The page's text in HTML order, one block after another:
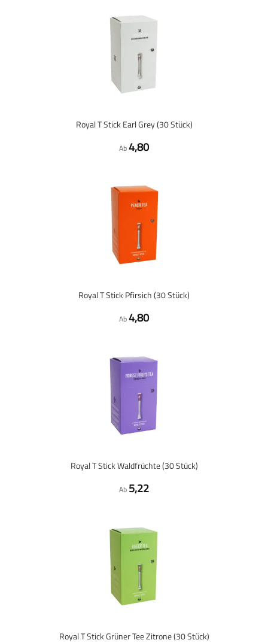
Royal T Stick Earl Grey (30 Stück)
Ab4,80
Royal T Stick Pfirsich (30 Stück)
Ab4,80
Royal T Stick Waldfrüchte (30 Stück)
Ab 5,22
Royal T Stick Grüner Tee Zitrone (30 Stück)